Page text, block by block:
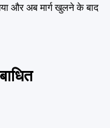
और अब मार्ग खुलने के बाद